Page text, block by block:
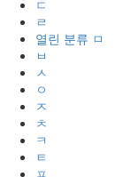
ㄷ
ㄹ
열린 분류 ㅁ
ㅂ
ㅅ
ㅇ
ㅈ
ㅊ
ㅋ
ㅌ
ㅍ